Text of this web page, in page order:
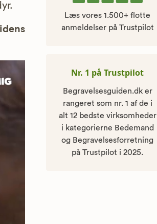
Læs vores 1.500+ flotte
anmeldelser på Trustpilot
Nr. 1 på Trustpilot
Begravelsesguiden.dk er
rangeret som nr. 1 af de i
alt 12 bedste virksomheder
i kategorierne Bedemand
og Begravelsesforretning
på Trustpilot i 2025.